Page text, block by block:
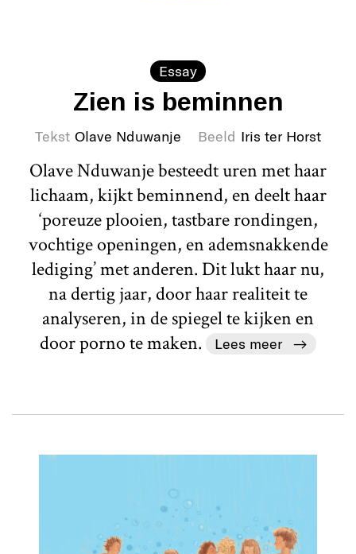
Essay
Zien is beminnen
Tekst Olave Nduwanje Beeld Iris ter Horst
Olave Nduwanje besteedt uren met haar
lichaam, kijkt beminnend, en deelt haar
‘poreuze plooien, tastbare rondingen,
vochtige openingen, en ademsnakkende
lediging’ met anderen. Dit lukt haar nu,
na dertig jaar, door haar realiteit te
analyseren, in de spiegel te kijken en
door porno te maken.
Lees meer